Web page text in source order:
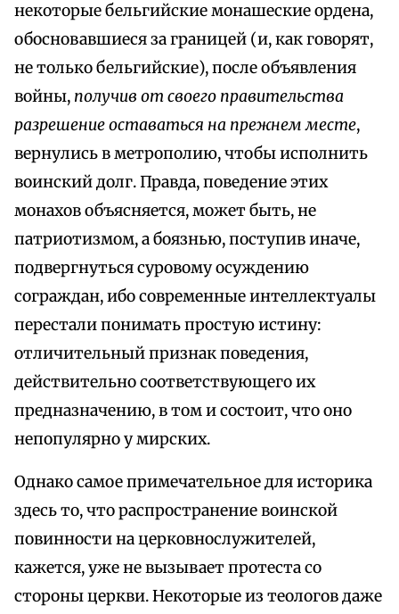
некоторые бельгийские монашеские ордена,
обосновавшиеся за границей (и, как говорят,
не только бельгийские), после объявления
войны, получив от своего правительства
разрешение оставаться на прежнем месте,
вернулись в метрополию, чтобы исполнить
воинский долг. Правда, поведение этих
монахов объясняется, может быть, не
патриотизмом, а боязнью, поступив иначе,
подвергнуться суровому осуждению
сограждан, ибо современные интеллектуалы
перестали понимать простую истину:
отличительный признак поведения,
действительно соответствующего их
предназначению, в том и состоит, что оно
непопулярно у мирских.
Однако самое примечательное для историка
здесь то, что распространение воинской
повинности на церковнослужителей,
кажется, уже не вызывает протеста со
стороны церкви. Некоторые из теологов даже